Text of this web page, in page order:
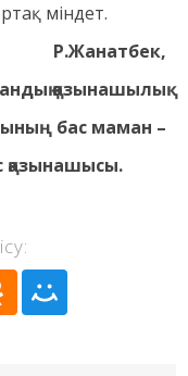
міндет.
Р.Жанатбек,
қазынашылық
бас маман –
қазынашысы.